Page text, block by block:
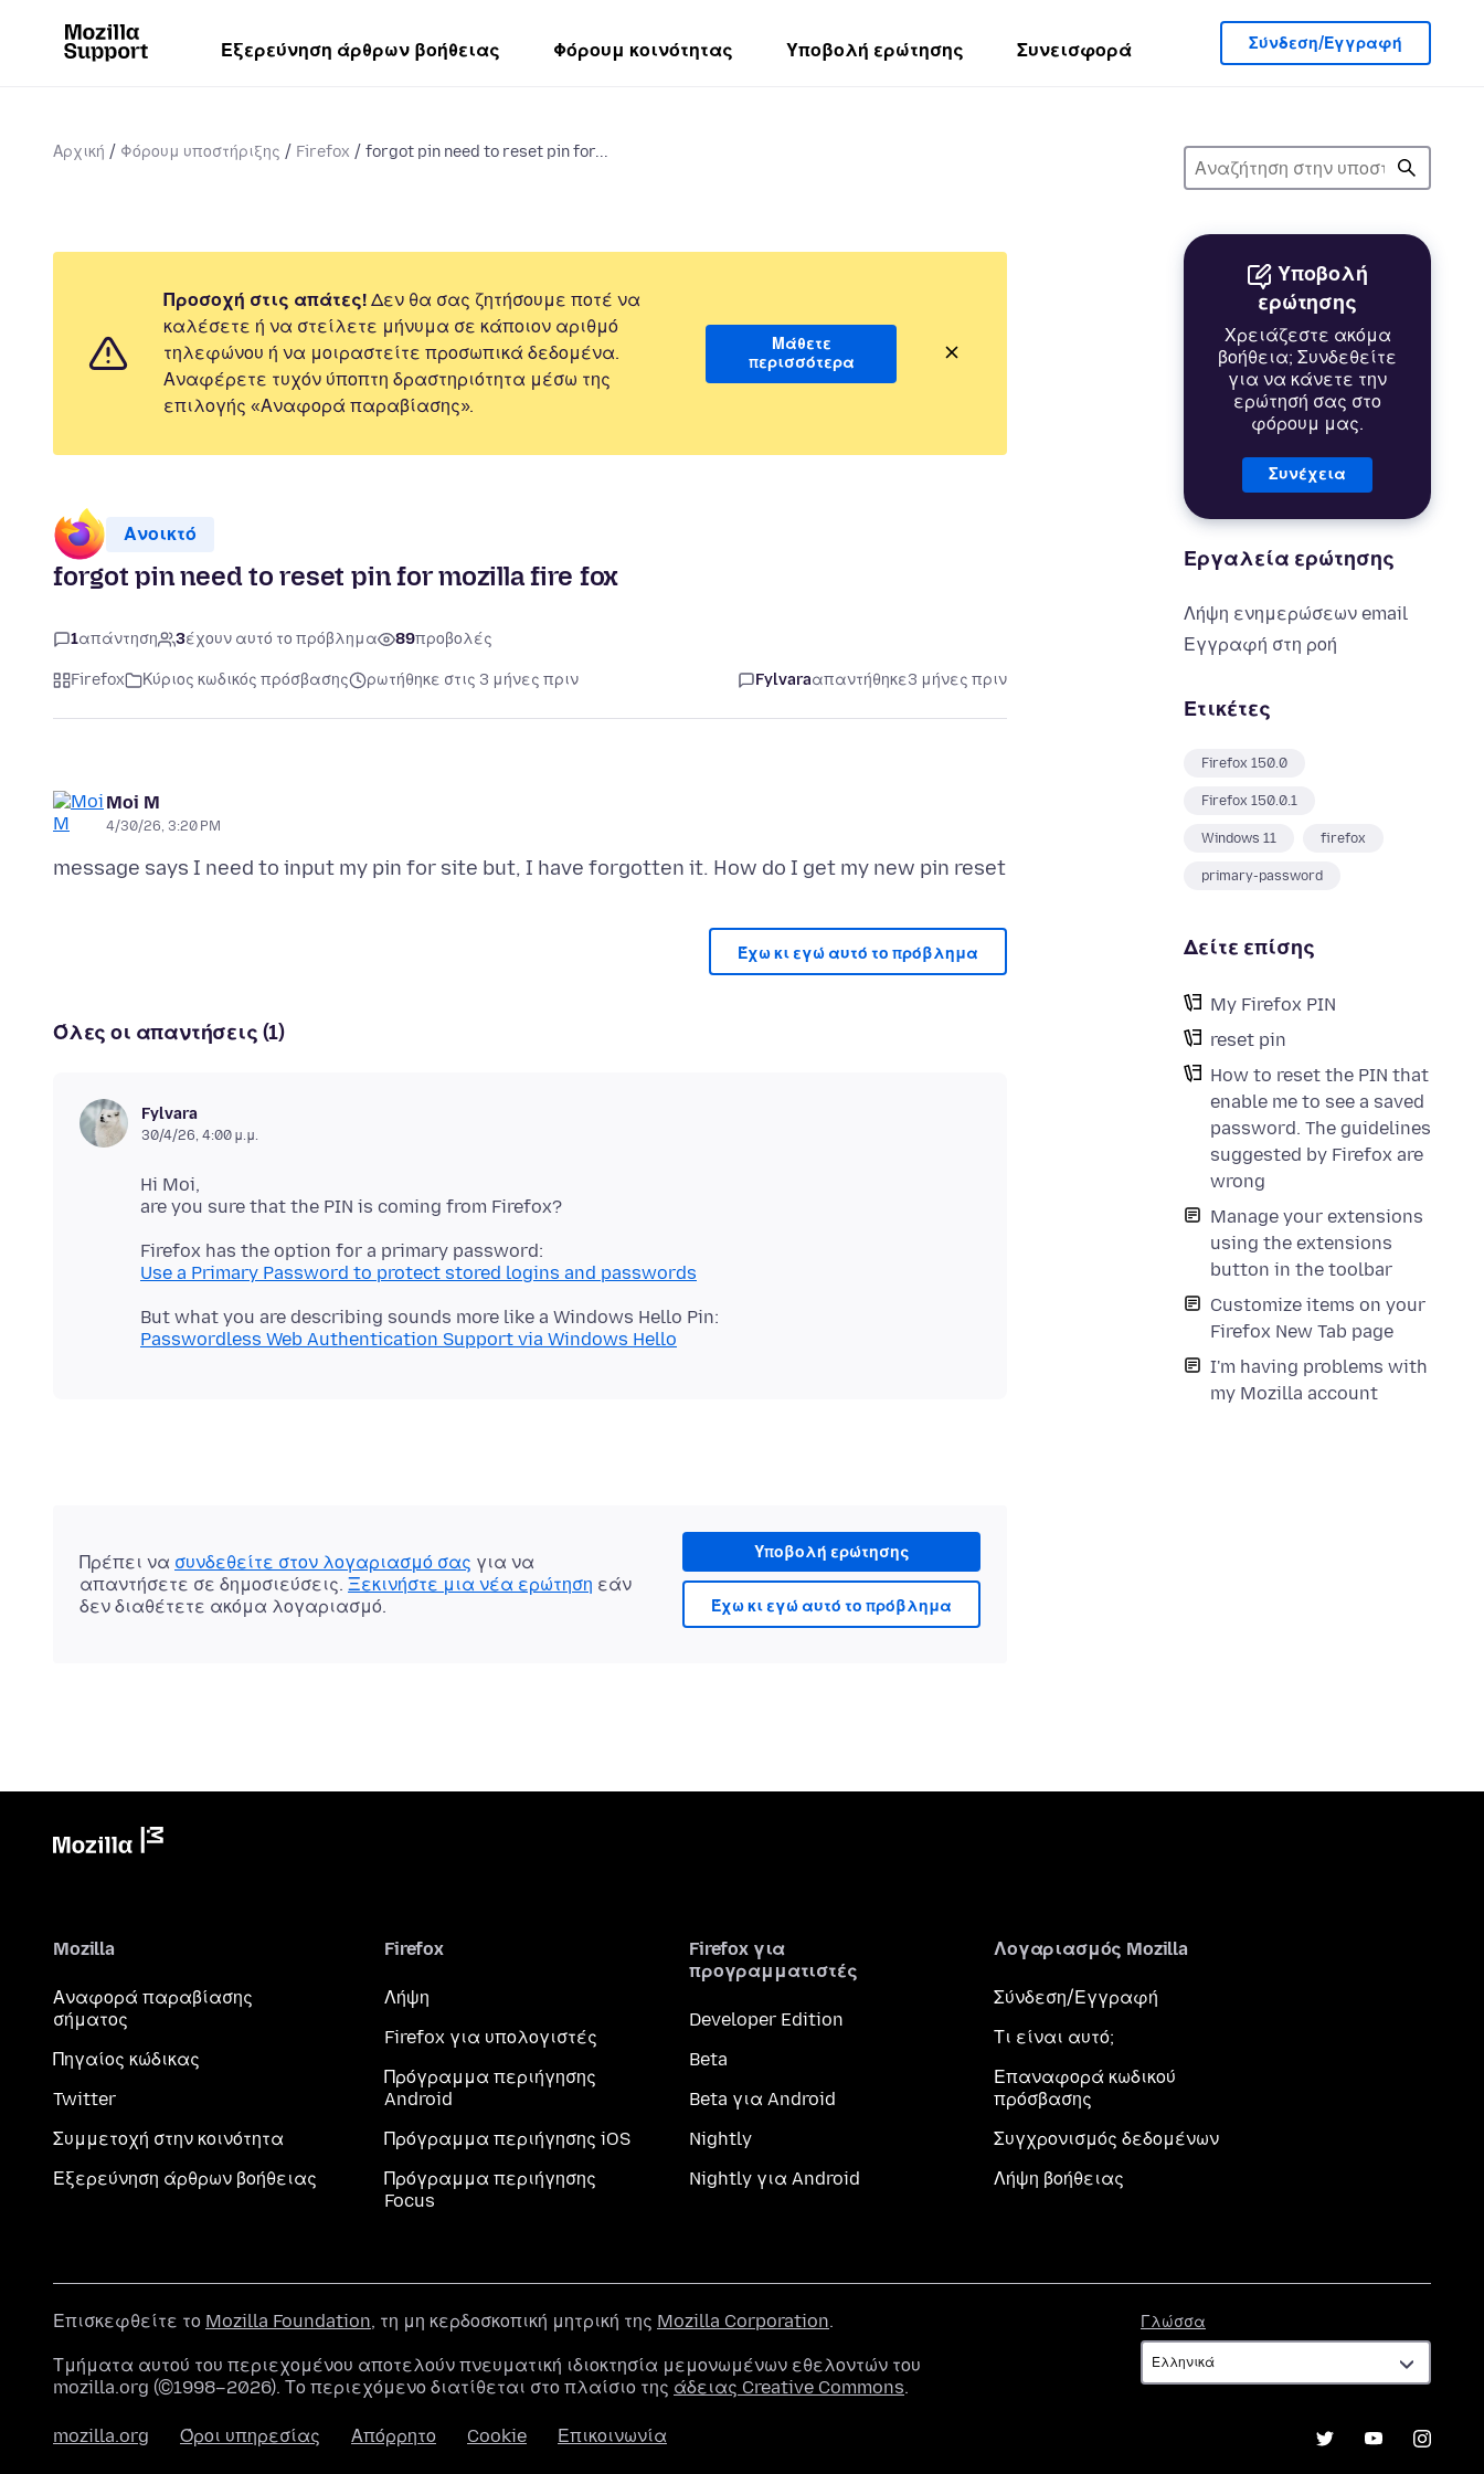
Εξερεύνηση άρθρων βοήθειας Φόρουμ κοινότητας Υποβολή ερώτησης Συνεισφορά Σύνδεση/Εγγραφή
Αρχική Φόρουμ υποστήριξης Firefox forgot pin need to reset pin for...
Υποβολή
ερώτησης
Χρειάζεστε ακόμα
βοήθεια; Συνδεθείτε
για να κάνετε την
ερώτησή σας στο
φόρουμ μας.
Συνέχεια
Εργαλεία ερώτησης
Λήψη ενημερώσεων email
Εγγραφή στη ροή
Ετικέτες
Firefox 150.0
Firefox 150.0.1
Windows 11 firefox
primary-password
Δείτε επίσης
My Firefox PIN
reset pin
How to reset the PIN that
enable me to see a saved
password. The guidelines
suggested by Firefox are
wrong
Manage your extensions
using the extensions
button in the toolbar
Customize items on your
Firefox New Tab page
I'm having problems with
my Mozilla account
Προσοχή στις απάτες! Δεν θα σας ζητήσουμε ποτέ να
καλέσετε ή να στείλετε μήνυμα σε κάποιον αριθμό
τηλεφώνου ή να μοιραστείτε προσωπικά δεδομένα.
Αναφέρετε τυχόν ύποπτη δραστηριότητα μέσω της
επιλογής «Αναφορά παραβίασης».
Μάθετε
περισσότερα
Ανοικτό
forgot pin need to reset pin for mozilla fire fox
1απάντηση 3έχουν αυτό το πρόβλημα 89προβολές
Firefox Κύριος κωδικός πρόσβασης ρωτήθηκε στις 3 μήνες πριν Fylvaraαπαντήθηκε3 μήνες πριν
Moi M
4/30/26, 3:20 PM
Έχω κι εγώ αυτό το πρόβλημα
Όλες οι απαντήσεις (1)
Fylvara
30/4/26, 4:00 μ.μ.
Hi Moi,
Use a Primary Password to protect stored logins and passwords
Passwordless Web Authentication Support via Windows Hello
Υποβολή ερώτησης
Έχω κι εγώ αυτό το πρόβλημα
Πρέπει να συνδεθείτε στον λογαριασμό σας για να
απαντήσετε σε δημοσιεύσεις. Ξεκινήστε μια νέα ερώτηση εάν
δεν διαθέτετε ακόμα λογαριασμό.
Mozilla
Αναφορά παραβίασης
σήματος
Πηγαίος κώδικας
Twitter
Συμμετοχή στην κοινότητα
Εξερεύνηση άρθρων βοήθειας
Firefox
Λήψη
Firefox για υπολογιστές
Πρόγραμμα περιήγησης
Android
Πρόγραμμα περιήγησης iOS
Πρόγραμμα περιήγησης
Focus
Firefox για
προγραμματιστές
Developer Edition
Beta
Beta για Android
Nightly
Nightly για Android
Λογαριασμός Mozilla
Σύνδεση/Εγγραφή
Τι είναι αυτό;
Επαναφορά κωδικού
πρόσβασης
Συγχρονισμός δεδομένων
Λήψη βοήθειας
Γλώσσα
Επισκεφθείτε το Mozilla Foundation, τη μη κερδοσκοπική μητρική της Mozilla Corporation.
Τμήματα αυτού του περιεχομένου αποτελούν πνευματική ιδιοκτησία μεμονωμένων εθελοντών του
mozilla.org (©1998–2026). Το περιεχόμενο διατίθεται στο πλαίσιο της άδειας Creative Commons.
mozilla.org Όροι υπηρεσίας Απόρρητο Cookie Επικοινωνία